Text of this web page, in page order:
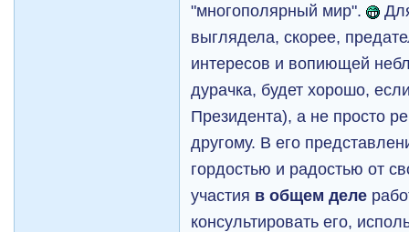
"многополярный мир".
выглядела, скорее,
интересов и вопиющей
дурачка, будет хорошо,
Президента), а не просто
другому. В его
гордостью и радостью от
участия в общем деле
консультировать его,